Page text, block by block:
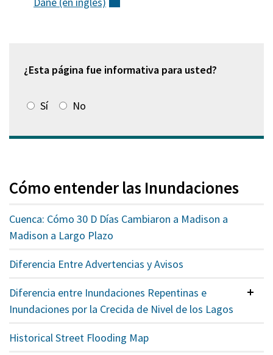
¿Esta página fue informativa para usted?
Sí No
Cómo entender las Inundaciones
Cuenca: Cómo 30 D Días Cambiaron a Madison a
Madison a Largo Plazo
Diferencia Entre Advertencias y Avisos
Diferencia entre Inundaciones Repentinas e
Inundaciones por la Crecida de Nivel de los Lagos
Historical Street Flooding Map